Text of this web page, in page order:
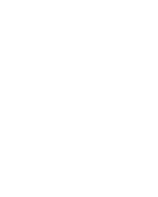
có thể tham gia
thuyền kayak
sử của người Chăm,
những công trình
Trang, thu hút du